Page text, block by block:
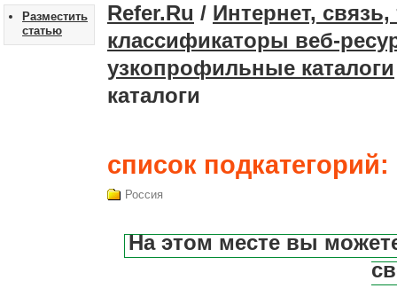
Разместить
статью
Refer.Ru / Интернет,
классификаторы веб-
узкопрофильные каталоги
каталоги
список подкатегорий:
Россия
На этом месте вы